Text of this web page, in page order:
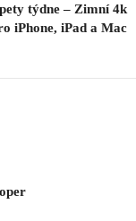
týdne – Zimní 4k
iPhone, iPad a Mac